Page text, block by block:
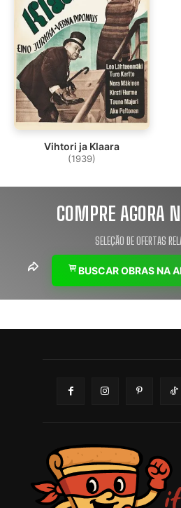
Vihtori ja Klaara
(1939)
COMPRE AGORA
SELEÇÃO DE OFERTAS
BUSCAR OBRAS NA